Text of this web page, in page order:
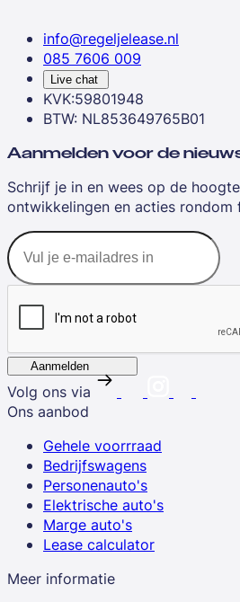
info@regeljelease.nl
085 7606 009
Live chat
KVK:59801948
BTW: NL853649765B01
Aanmelden voor de
Schrijf je in en wees op de
ontwikkelingen en acties rondom
Aanmelden
Volg ons via
Ons aanbod
Gehele voorrraad
Bedrijfswagens
Personenauto's
Elektrische auto's
Marge auto's
Lease calculator
Meer informatie